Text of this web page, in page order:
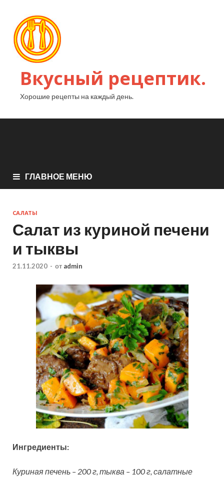
Вкусный рецептик.
Хорошие рецепты на каждый день.
ГЛАВНОЕ МЕНЮ
САЛАТЫ
Салат из куриной печени
и тыквы
21.11.2020 - от admin
Ингредиенты:
Куриная печень – 200 г, тыква – 100 г, салатные